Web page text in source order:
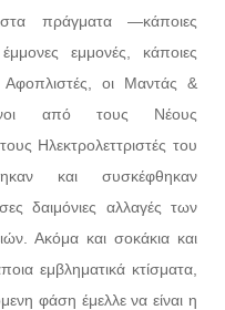
πράγματα —κάποιες
εμμονές, κάποιες
οι Μαντάς &
από τους Νέους
Ηλεκτρολεττριστές του
και συσκέφθηκαν
δαιμόνιες αλλαγές των
Ακόμα και σοκάκια και
εμβληματικά κτίσματα,
φάση έμελλε να είναι η